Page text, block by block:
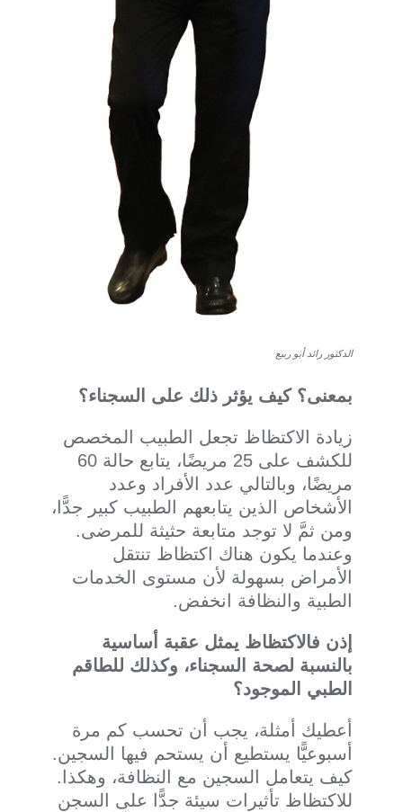
الدكتور رائد أبو ربيع
بمعنى؟ كيف يؤثر ذلك على السجناء؟
زيادة الاكتظاظ تجعل الطبيب المخصص
للكشف على 25 مريضًا، يتابع حالة 60
مريضًا، وبالتالي عدد الأفراد وعدد
الأشخاص الذين يتابعهم الطبيب كبير جدًّا،
ومن ثمَّ لا توجد متابعة حثيثة للمرضى.
وعندما يكون هناك اكتظاظ تنتقل
الأمراض بسهولة لأن مستوى الخدمات
الطبية والنظافة انخفض.
إذن فالاكتظاظ يمثل عقبة أساسية
بالنسبة لصحة السجناء، وكذلك للطاقم
الطبي الموجود؟
أعطيك أمثلة، يجب أن تحسب كم مرة
أسبوعيًّا يستطيع أن يستحم فيها السجين.
كيف يتعامل السجين مع النظافة، وهكذا.
للاكتظاظ تأثيرات سيئة جدًّا على السجن